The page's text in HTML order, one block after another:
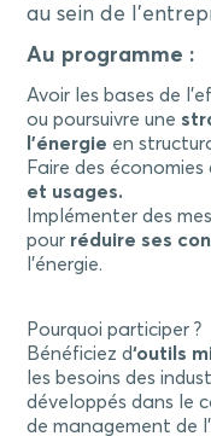
au sein de
Au programme :
Avoir les bases de
ou poursuivre une
l’énergie en
Faire des économies
et usages.
Implémenter des
pour réduire ses
l’énergie.
Pourquoi participer ?
Bénéficiez d‘outils
les besoins des
développés dans le
de management de